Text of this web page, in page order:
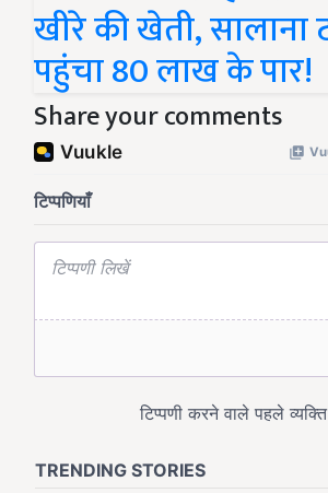
खीरे की खेती, सालाना
पहुंचा 80 लाख के पार!
Share your comments